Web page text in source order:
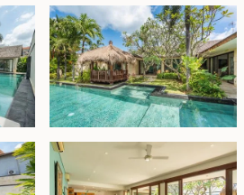
menawarkan interior luas yang
yang nyaman, meja makan
berperabot lengkap. Tata
kolam renang, dengan
ruang tamu, ruang
tidur di sebelahnya, sementara
menyuguhkan pemandangan
yang menenangkan.